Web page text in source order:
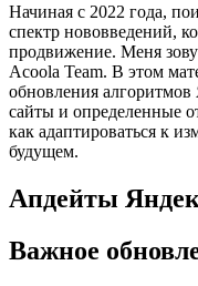
Начиная с 2022 года,
спектр нововведений,
продвижение. Меня
Acoola Team. В этом
обновления
сайты и определенные
как адаптироваться к
будущем.
Апдейты
Важное